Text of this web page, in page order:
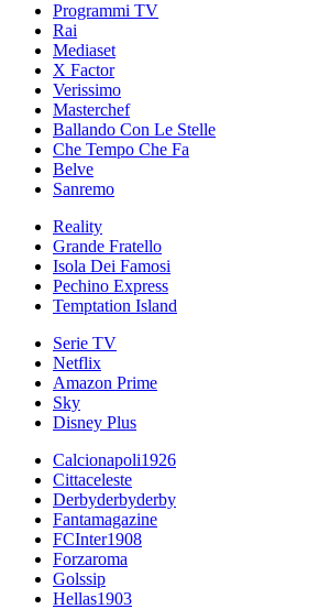
Programmi TV
Rai
Mediaset
X Factor
Verissimo
Masterchef
Ballando Con Le Stelle
Che Tempo Che Fa
Belve
Sanremo
Reality
Grande Fratello
Isola Dei Famosi
Pechino Express
Temptation Island
Serie TV
Netflix
Amazon Prime
Sky
Disney Plus
Calcionapoli1926
Cittaceleste
Derbyderbyderby
Fantamagazine
FCInter1908
Forzaroma
Golssip
Hellas1903